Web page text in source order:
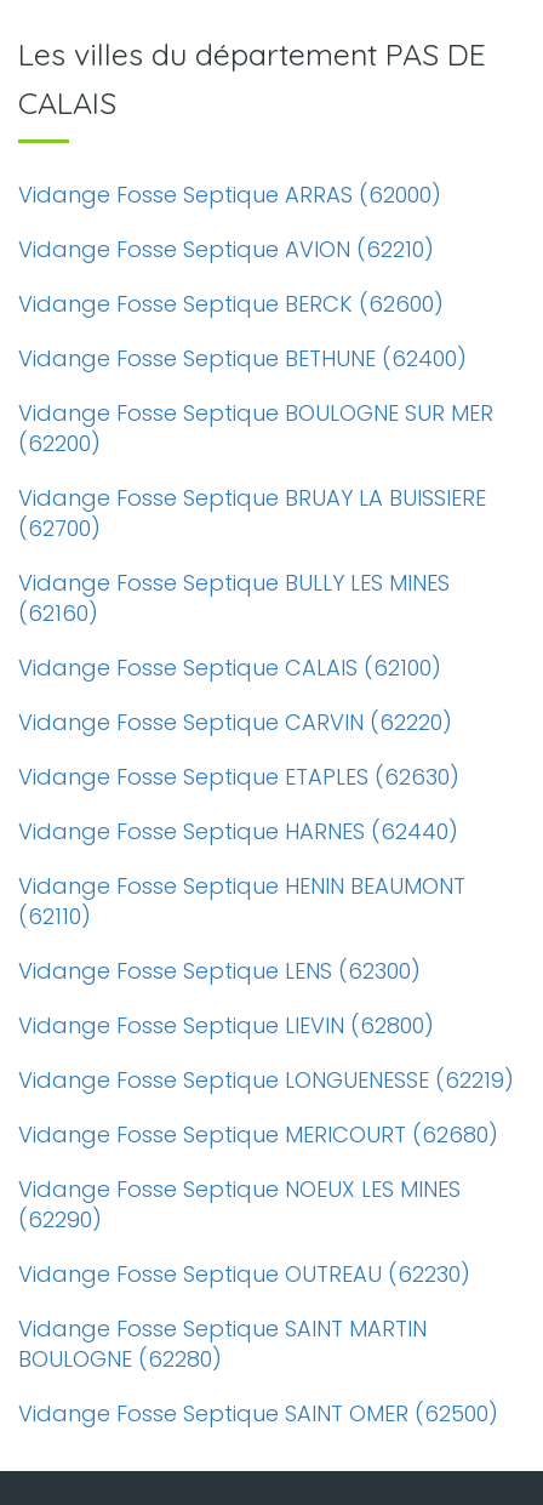
Les villes du département PAS DE
CALAIS
Vidange Fosse Septique ARRAS (62000)
Vidange Fosse Septique AVION (62210)
Vidange Fosse Septique BERCK (62600)
Vidange Fosse Septique BETHUNE (62400)
Vidange Fosse Septique BOULOGNE SUR MER
(62200)
Vidange Fosse Septique BRUAY LA BUISSIERE
(62700)
Vidange Fosse Septique BULLY LES MINES
(62160)
Vidange Fosse Septique CALAIS (62100)
Vidange Fosse Septique CARVIN (62220)
Vidange Fosse Septique ETAPLES (62630)
Vidange Fosse Septique HARNES (62440)
Vidange Fosse Septique HENIN BEAUMONT
(62110)
Vidange Fosse Septique LENS (62300)
Vidange Fosse Septique LIEVIN (62800)
Vidange Fosse Septique LONGUENESSE (62219)
Vidange Fosse Septique MERICOURT (62680)
Vidange Fosse Septique NOEUX LES MINES
(62290)
Vidange Fosse Septique OUTREAU (62230)
Vidange Fosse Septique SAINT MARTIN
BOULOGNE (62280)
Vidange Fosse Septique SAINT OMER (62500)